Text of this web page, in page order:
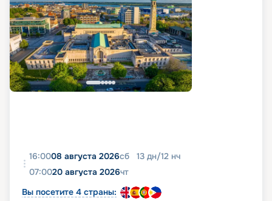
16:0008 августа 2026сб 13 дн/12 нч
07:0020 августа 2026чт
Вы посетите 4 страны: